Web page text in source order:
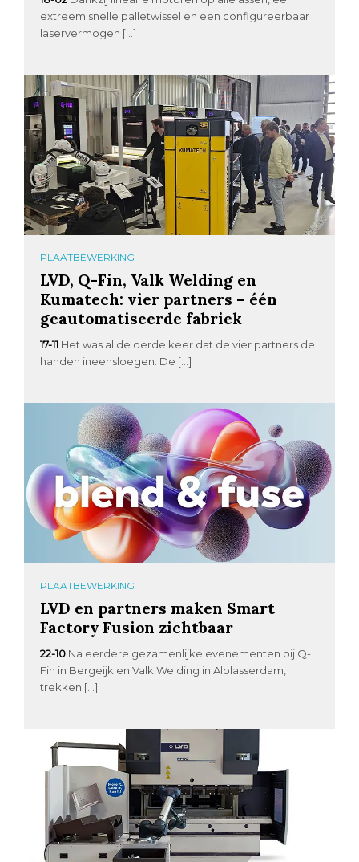
extreem snelle palletwissel en een configureerbaar
laservermogen […]
PLAATBEWERKING
LVD, Q-Fin, Valk Welding en
Kumatech: vier partners – één
geautomatiseerde fabriek
17-11 Het was al de derde keer dat de vier partners de
handen ineensloegen. De […]
PLAATBEWERKING
LVD en partners maken Smart
Factory Fusion zichtbaar
22-10 Na eerdere gezamenlijke evenementen bij Q-
Fin in Bergeijk en Valk Welding in Alblasserdam,
trekken […]